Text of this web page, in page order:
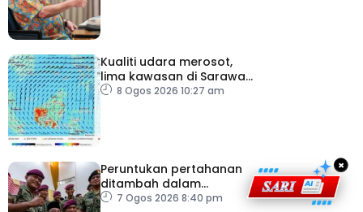
Kualiti udara merosot,
lima kawasan di Sarawak
catat IPU tidak sihat
8 Ogos 2026 10:27 am
Peruntukan pertahanan
ditambah dalam
Belanjawan 2027
7 Ogos 2026 8:40 pm
×